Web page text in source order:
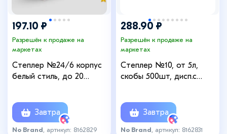
197.10 ₽
Разрешён к продаже на
маркетах
Степлер №24/6 корпус
белый стиль, до 20
Завтра
No Brand , артикул: 8162829
288.90 ₽
Разрешён к продаже на
маркетах
Степлер №10, от 5л,
скобы 500шт, дисп.с
м
Завтра
No Brand , артикул: 8162831